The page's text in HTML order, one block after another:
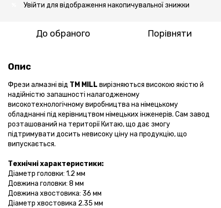
Увійти для відображення накопичувальної знижки
До обраного Порівняти
Опис
Фрези алмазні від ТМ MILL вирізняються високою якістю й
надійністю запашності налагодженому
високотехнологічному виробництва на німецькому
обладнанні під керівництвом німецьких інженерів. Сам завод
розташований на території Китаю, що дає змогу
підтримувати досить невисоку ціну на продукцію, що
випускається.
Технічні характеристики:
Діаметр головки: 1.2 мм
Довжина головки: 8 мм
Довжина хвостовика: 36 мм
Діаметр хвостовика 2.35 мм